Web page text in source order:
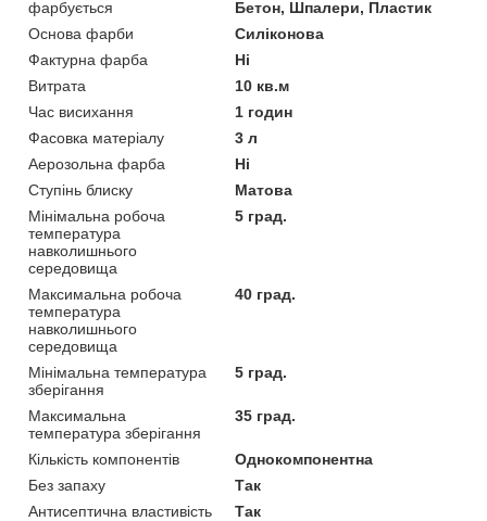
фарбується
Бетон, Шпалери, Пластик
Основа фарби
Силіконова
Фактурна фарба
Ні
Витрата
10 кв.м
Час висихання
1 годин
Фасовка матеріалу
3 л
Аерозольна фарба
Ні
Ступінь блиску
Матова
Мінімальна робоча
температура
навколишнього
середовища
5 град.
Максимальна робоча
температура
навколишнього
середовища
40 град.
Мінімальна температура
зберігання
5 град.
Максимальна
температура зберігання
35 град.
Кількість компонентів
Однокомпонентна
Без запаху
Так
Антисептична властивість
Так